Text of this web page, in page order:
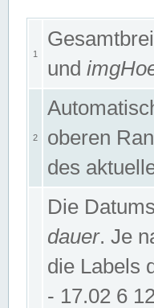
1
und
2
oberen
des
Die
dauer. Je
die Labels
- 17.02 6